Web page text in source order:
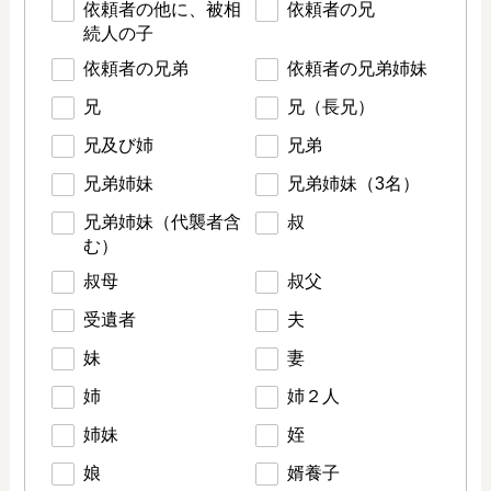
依頼者の他に、被相
続人の子
依頼者の兄
依頼者の兄弟 依頼者の兄弟姉妹
兄 兄（長兄）
兄及び姉 兄弟
兄弟姉妹 兄弟姉妹（3名）
兄弟姉妹（代襲者含
む）
叔
叔母 叔父
受遺者 夫
妹 妻
姉 姉２人
姉妹 姪
娘 婿養子